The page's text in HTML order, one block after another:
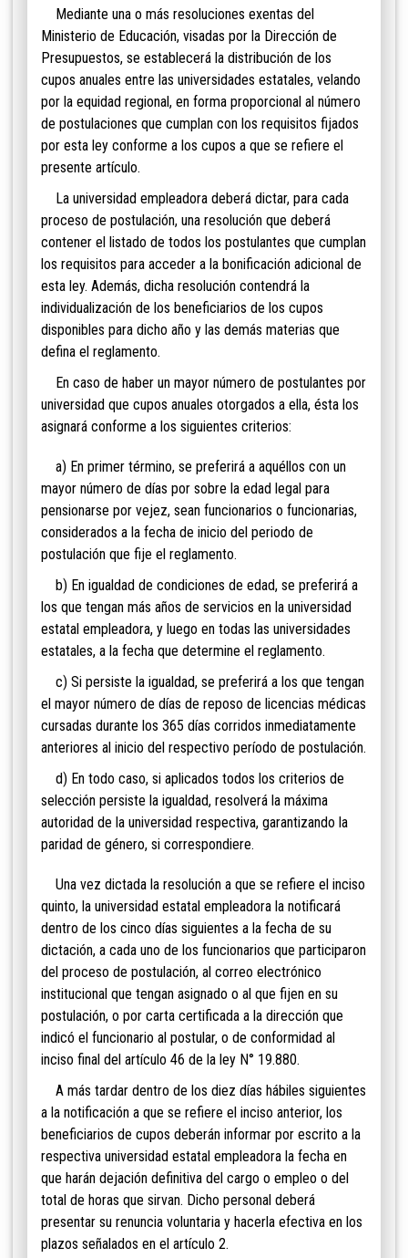
Mediante una o más resoluciones exentas del
Ministerio de Educación, visadas por la Dirección de
Presupuestos, se establecerá la distribución de los
cupos anuales entre las universidades estatales, velando
por la equidad regional, en forma proporcional al número
de postulaciones que cumplan con los requisitos fijados
por esta ley conforme a los cupos a que se refiere el
presente artículo.
La universidad empleadora deberá dictar, para cada
proceso de postulación, una resolución que deberá
contener el listado de todos los postulantes que cumplan
los requisitos para acceder a la bonificación adicional de
esta ley. Además, dicha resolución contendrá la
individualización de los beneficiarios de los cupos
disponibles para dicho año y las demás materias que
defina el reglamento.
En caso de haber un mayor número de postulantes por
universidad que cupos anuales otorgados a ella, ésta los
asignará conforme a los siguientes criterios:
a) En primer término, se preferirá a aquéllos con un
mayor número de días por sobre la edad legal para
pensionarse por vejez, sean funcionarios o funcionarias,
considerados a la fecha de inicio del periodo de
postulación que fije el reglamento.
b) En igualdad de condiciones de edad, se preferirá a
los que tengan más años de servicios en la universidad
estatal empleadora, y luego en todas las universidades
estatales, a la fecha que determine el reglamento.
c) Si persiste la igualdad, se preferirá a los que tengan
el mayor número de días de reposo de licencias médicas
cursadas durante los 365 días corridos inmediatamente
anteriores al inicio del respectivo período de postulación.
d) En todo caso, si aplicados todos los criterios de
selección persiste la igualdad, resolverá la máxima
autoridad de la universidad respectiva, garantizando la
paridad de género, si correspondiere.
Una vez dictada la resolución a que se refiere el inciso
quinto, la universidad estatal empleadora la notificará
dentro de los cinco días siguientes a la fecha de su
dictación, a cada uno de los funcionarios que participaron
del proceso de postulación, al correo electrónico
institucional que tengan asignado o al que fijen en su
postulación, o por carta certificada a la dirección que
indicó el funcionario al postular, o de conformidad al
inciso final del artículo 46 de la ley N° 19.880.
A más tardar dentro de los diez días hábiles siguientes
a la notificación a que se refiere el inciso anterior, los
beneficiarios de cupos deberán informar por escrito a la
respectiva universidad estatal empleadora la fecha en
que harán dejación definitiva del cargo o empleo o del
total de horas que sirvan. Dicho personal deberá
presentar su renuncia voluntaria y hacerla efectiva en los
plazos señalados en el artículo 2.